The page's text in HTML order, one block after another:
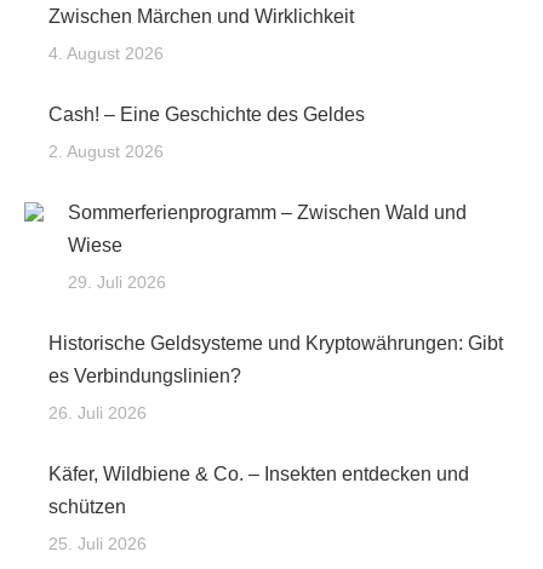
Zwischen Märchen und Wirklichkeit
4. August 2026
Cash! – Eine Geschichte des Geldes
2. August 2026
Sommerferienprogramm – Zwischen Wald und
Wiese
29. Juli 2026
Historische Geldsysteme und Kryptowährungen: Gibt
es Verbindungslinien?
26. Juli 2026
Käfer, Wildbiene & Co. – Insekten entdecken und
schützen
25. Juli 2026